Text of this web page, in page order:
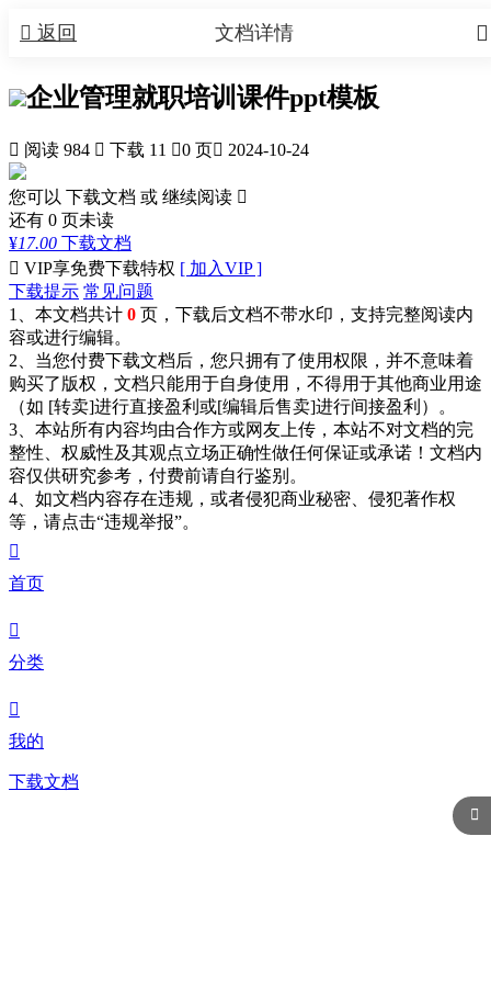
 返回 
文档详情
企业管理就职培训课件ppt模板
 阅读 984  下载 11 0 页 2024-10-24
您可以 下载文档 或 继续阅读 
还有 0 页未读
¥17.00 下载文档
 VIP享免费下载特权 [ 加入VIP ]
下载提示 常见问题
1、本文档共计 0 页，下载后文档不带水印，支持完整阅读内
容或进行编辑。
2、当您付费下载文档后，您只拥有了使用权限，并不意味着
购买了版权，文档只能用于自身使用，不得用于其他商业用途
（如 [转卖]进行直接盈利或[编辑后售卖]进行间接盈利）。
3、本站所有内容均由合作方或网友上传，本站不对文档的完
整性、权威性及其观点立场正确性做任何保证或承诺！文档内
容仅供研究参考，付费前请自行鉴别。
4、如文档内容存在违规，或者侵犯商业秘密、侵犯著作权
等，请点击“违规举报”。


首页

分类

我的
下载文档